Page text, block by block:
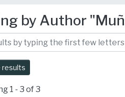
by Author
results
1 - 3 of 3